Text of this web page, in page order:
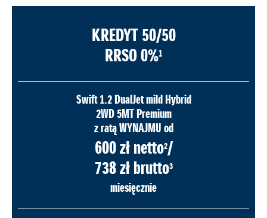
KREDYT 50/50
RRSO 0%1
Swift 1.2 DualJet mild Hybrid
2WD 5MT Premium
z ratą WYNAJMU od
600 zł netto2/
738 zł brutto3
miesięcznie